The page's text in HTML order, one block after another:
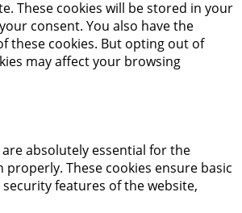
These cookies will be stored in your
consent. You also have the
these cookies. But opting out of
may affect your browsing
are absolutely essential for the
These cookies ensure basic
features of the website,